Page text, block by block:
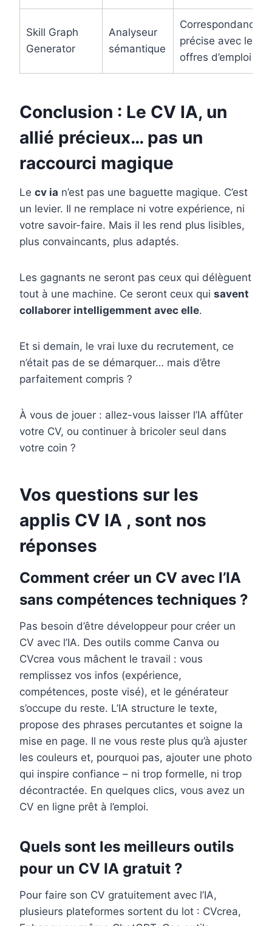
Skill Graph
Generator
Analyseur
sémantique
Correspondance
précise avec les
offres d’emploi
Conclusion : Le CV IA, un
allié précieux… pas un
raccourci magique
Le cv ia n’est pas une baguette magique. C’est
un levier. Il ne remplace ni votre expérience, ni
votre savoir-faire. Mais il les rend plus lisibles,
plus convaincants, plus adaptés.
Les gagnants ne seront pas ceux qui délèguent
tout à une machine. Ce seront ceux qui savent
collaborer intelligemment avec elle.
Et si demain, le vrai luxe du recrutement, ce
n’était pas de se démarquer… mais d’être
parfaitement compris ?
À vous de jouer : allez-vous laisser l’IA affûter
votre CV, ou continuer à bricoler seul dans
votre coin ?
Vos questions sur les
applis CV IA , sont nos
réponses
Comment créer un CV avec l’IA
sans compétences techniques ?
Pas besoin d’être développeur pour créer un
CV avec l’IA. Des outils comme Canva ou
CVcrea vous mâchent le travail : vous
remplissez vos infos (expérience,
compétences, poste visé), et le générateur
s’occupe du reste. L’IA structure le texte,
propose des phrases percutantes et soigne la
mise en page. Il ne vous reste plus qu’à ajuster
les couleurs et, pourquoi pas, ajouter une photo
qui inspire confiance – ni trop formelle, ni trop
décontractée. En quelques clics, vous avez un
CV en ligne prêt à l’emploi.
Quels sont les meilleurs outils
pour un CV IA gratuit ?
Pour faire son CV gratuitement avec l’IA,
plusieurs plateformes sortent du lot : CVcrea,